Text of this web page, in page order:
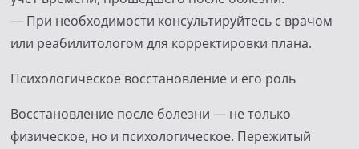
— При необходимости консультируйтесь с врачом
или реабилитологом для корректировки плана.
Психологическое восстановление и его роль
Восстановление после болезни — не только
физическое, но и психологическое. Пережитый